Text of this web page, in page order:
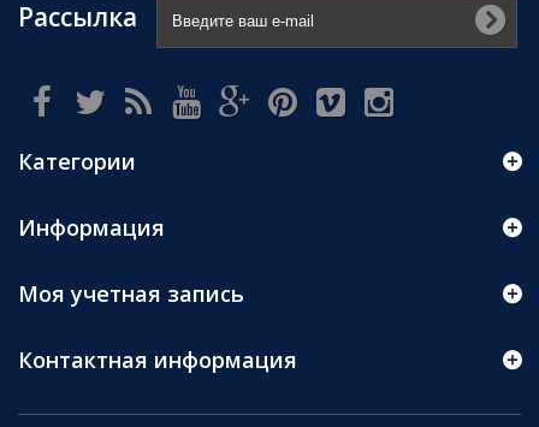
Рассылка
Категории
Информация
Моя учетная запись
Контактная информация